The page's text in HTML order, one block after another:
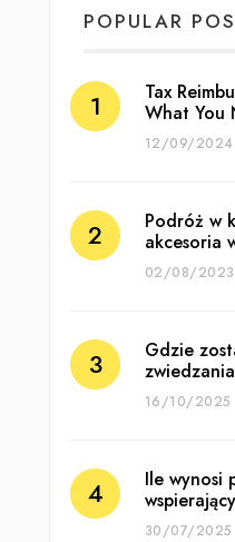
POPULAR
Tax
What You
12/09/2024
Podróż w
akcesoria
02/08/2023
Gdzie
16/10/2025
Ile wynosi
30/07/2025